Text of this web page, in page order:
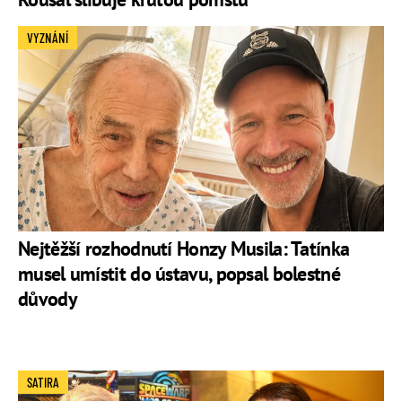
Nejtěžší rozhodnutí Honzy Musila: Tatínka
musel umístit do ústavu, popsal bolestné
důvody
VYZNÁNÍ
SATIRA